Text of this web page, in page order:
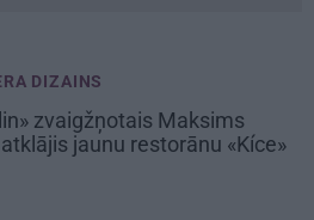
DIZAINS
zvaigžņotais Maksims
jaunu restorānu «Kíce»